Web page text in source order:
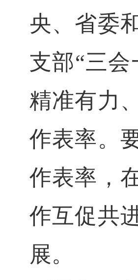
央、省委
支部“三
精准有力
作表率。
作表率，
作互促共
展。